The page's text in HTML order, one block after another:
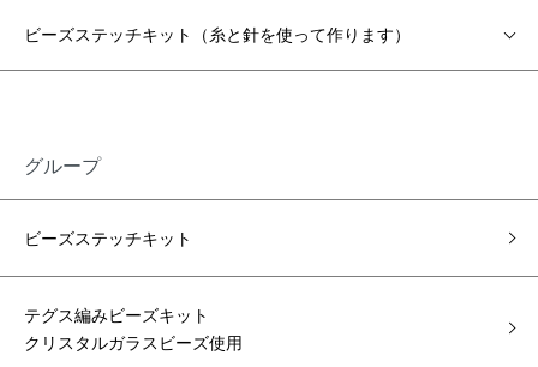
ビーズステッチキット（糸と針を使って作ります）
グループ
ビーズステッチキット
テグス編みビーズキット
クリスタルガラスビーズ使用